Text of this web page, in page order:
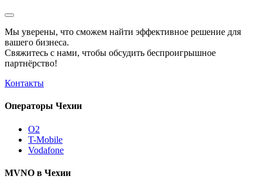
Мы уверены, что сможем найти эффективное решение для
вашего бизнеса.
Свяжитесь с нами, чтобы обсудить беспроигрышное
партнёрство!
Контакты
Операторы Чехии
O2
T-Mobile
Vodafone
MVNO в Чехии